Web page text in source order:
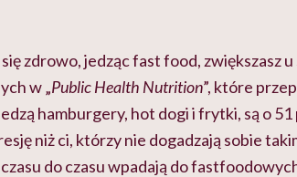
zdrowo, jedząc fast food, zwiększasz
w „Public Health Nutrition”, które
hamburgery, hot dogi i frytki, są o
niż ci, którzy nie dogadzają sobie
do czasu wpadają do